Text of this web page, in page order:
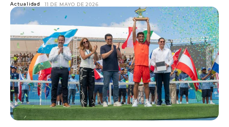
Actualidad 11 DE MAYO DE 2026